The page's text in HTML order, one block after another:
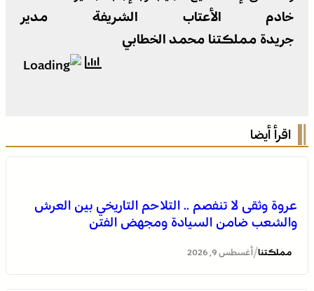
خادم الأعتاب الشريفة مدير
جريدة مملكتنا محمد الخطابي
اقرأ أيضا
عروة وثقى لا تنفصم .. التلاحم التاريخي بين العرش
والشعب ضامن السيادة ومجهض الفتن
مملكتنا/ أغسطس 9, 2026